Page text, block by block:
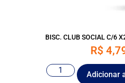
BISC. CLUB SOCIAL C/6
R$
Adicionar